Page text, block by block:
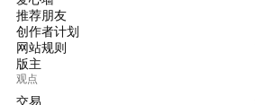
推荐朋友
创作者计划
网站规则
版主
观点
交易